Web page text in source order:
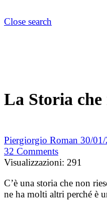
Close search
La Storia che
Piergiorgio Roman 30/
32 Comments
Visualizzazioni: 291
C’è una storia che non
ne ha molti altri perché è